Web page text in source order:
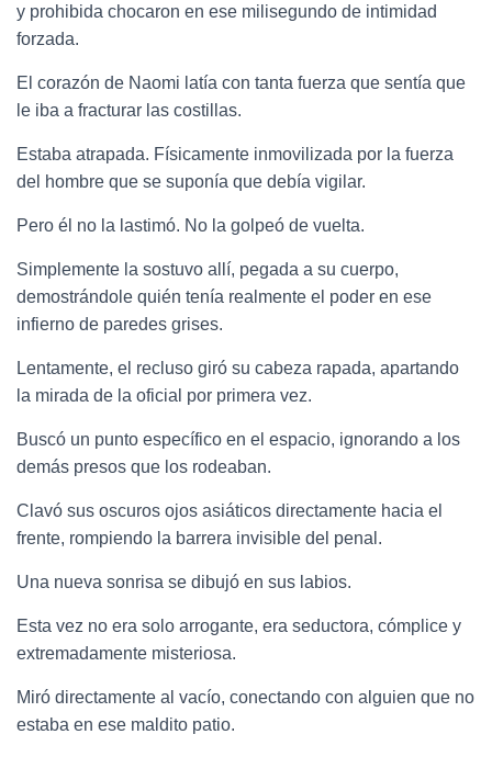
y prohibida chocaron en ese milisegundo de intimidad
forzada.
El corazón de Naomi latía con tanta fuerza que sentía que
le iba a fracturar las costillas.
Estaba atrapada. Físicamente inmovilizada por la fuerza
del hombre que se suponía que debía vigilar.
Pero él no la lastimó. No la golpeó de vuelta.
Simplemente la sostuvo allí, pegada a su cuerpo,
demostrándole quién tenía realmente el poder en ese
infierno de paredes grises.
Lentamente, el recluso giró su cabeza rapada, apartando
la mirada de la oficial por primera vez.
Buscó un punto específico en el espacio, ignorando a los
demás presos que los rodeaban.
Clavó sus oscuros ojos asiáticos directamente hacia el
frente, rompiendo la barrera invisible del penal.
Una nueva sonrisa se dibujó en sus labios.
Esta vez no era solo arrogante, era seductora, cómplice y
extremadamente misteriosa.
Miró directamente al vacío, conectando con alguien que no
estaba en ese maldito patio.